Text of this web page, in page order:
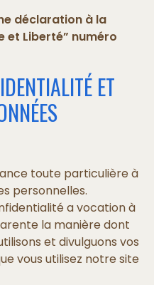
déclaration à la
et Liberté” numéro
ET
toute particulière à
personnelles.
a vocation à
la manière dont
et divulguons vos
vous utilisez notre site